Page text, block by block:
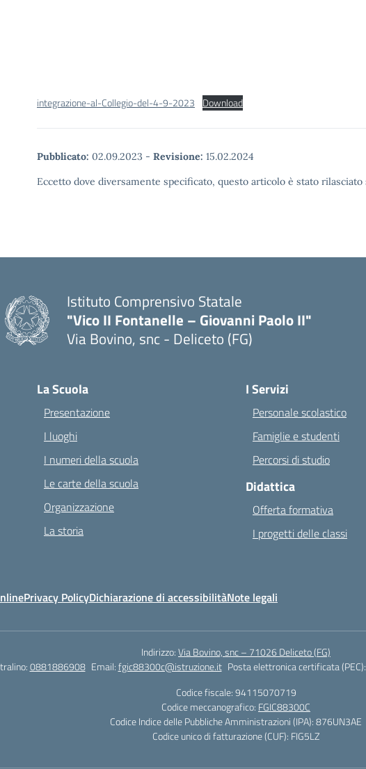
integrazione-al-Collegio-del-4-9-2023 Download
Pubblicato: 02.09.2023 - Revisione: 15.02.2024
Eccetto dove diversamente specificato, questo articolo è stato
Istituto Comprensivo Statale
"Vico II Fontanelle – Giovanni Paolo II"
Via Bovino, snc - Deliceto (FG)
La Scuola
Presentazione
I luoghi
I numeri della scuola
Le carte della scuola
Organizzazione
La storia
I Servizi
Personale scolastico
Famiglie e studenti
Percorsi di studio
Didattica
Offerta formativa
I progetti delle classi
Privacy PolicyDichiarazione di accessibilitàNote legali
Indirizzo:Via Bovino, snc – 71026 Deliceto (FG)
0881886908 Email:fgic88300c@istruzione.it Posta elettronica certificata (PEC):
Codice fiscale: 94115070719
Codice meccanografico: FGIC88300C
Codice Indice delle Pubbliche Amministrazioni (IPA): 876UN3AE
Codice unico di fatturazione (CUF): FIG5LZ